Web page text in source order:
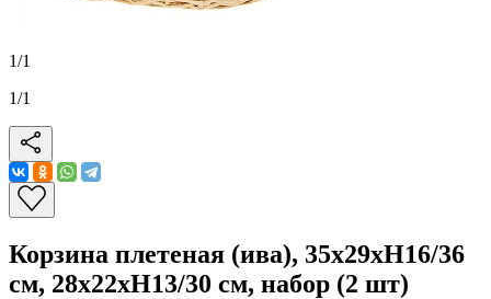
1/1
1/1
Корзина плетеная (ива), 35x29xH16/36
см, 28x22xH13/30 см, набор (2 шт)